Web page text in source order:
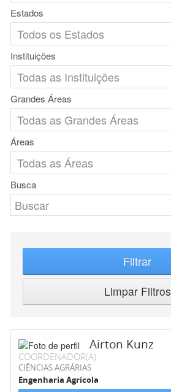
Estados
Instituições
Grandes Áreas
Áreas
Busca
Filtrar
Limpar Filtros
Airton Kunz
COORDENADOR(A)
CIÊNCIAS AGRÁRIAS
Engenharia Agrícola